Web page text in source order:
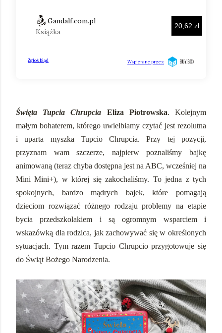
Święta Tupcia Chrupcia Eliza Piotrowska. Kolejnym
małym bohaterem, którego uwielbiamy czytać jest rezolutna
i uparta myszka Tupcio Chrupcia. Przy tej pozycji,
przyznam wam szczerze, najpierw poznaliśmy bajkę
animowaną (teraz chyba dostępna jest na ABC, wcześniej na
Mini Mini+), w której się zakochaliśmy. To jedna z tych
spokojnych, bardzo mądrych bajek, które pomagają
dzieciom rozwiązać różnego rodzaju problemy na etapie
bycia przedszkolakiem i są ogromnym wsparciem i
wskazówką dla rodzica, jak zachowywać się w określonych
sytuacjach. Tym razem Tupcio Chrupcio przygotowuje się
do Świąt Bożego Narodzenia.